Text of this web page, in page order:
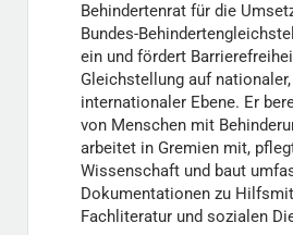
Behindertenrat für die
Bundes-
ein und fördert
Gleichstellung auf nationaler,
internationaler Ebene. Er
von Menschen mit
arbeitet in Gremien mit,
Wissenschaft und baut
Dokumentationen zu
Fachliteratur und sozialen